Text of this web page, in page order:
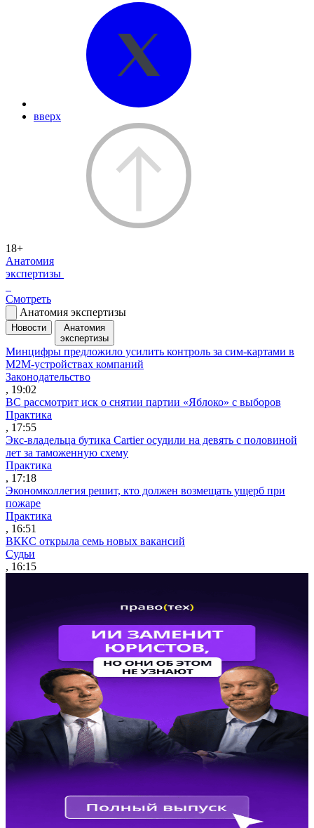
вверх
18+
Анатомия
экспертизы
Смотреть
Анатомия экспертизы
Новости
Анатомия
экспертизы
Минцифры предложило усилить контроль за сим-картами в
M2M-устройствах компаний
Законодательство
, 19:02
ВС рассмотрит иск о снятии партии «Яблоко» с выборов
Практика
, 17:55
Экс-владельца бутика Cartier осудили на девять с половиной
лет за таможенную схему
Практика
, 17:18
Экономколлегия решит, кто должен возмещать ущерб при
пожаре
Практика
, 16:51
ВККС открыла семь новых вакансий
Судьи
, 16:15